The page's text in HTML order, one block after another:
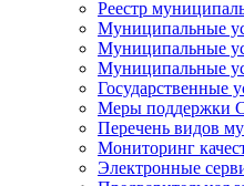
Реестр
Муниципальные
Муниципальные
Муниципальные
Государственные
Меры поддержки
Перечень видов
Мониторинг
Электронные